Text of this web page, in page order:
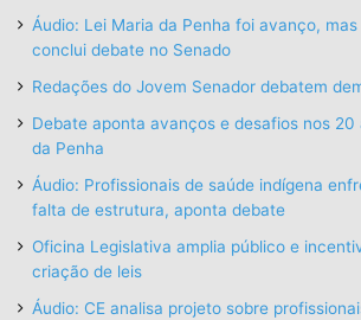
Áudio: Lei Maria da Penha foi avanço,
conclui debate no Senado
Redações do Jovem Senador debatem
Debate aponta avanços e desafios nos 20
da Penha
Áudio: Profissionais de saúde indígena
falta de estrutura, aponta debate
Oficina Legislativa amplia público e
criação de leis
Áudio: CE analisa projeto sobre